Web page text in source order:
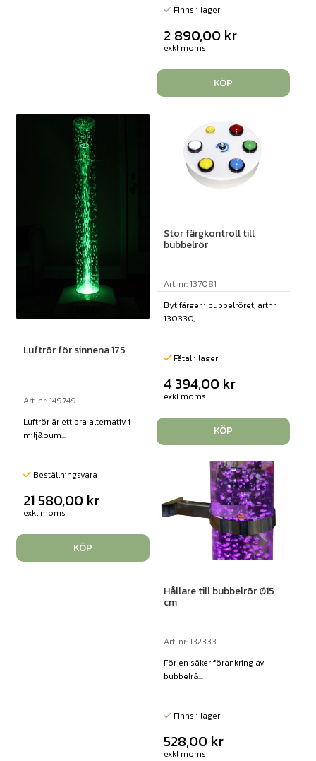
Finns i lager
2 890,00 kr
exkl moms
KÖP
Luftrör för sinnena 175
Art. nr: 149749
Luftrör är ett bra alternativ i
milj&oum...
Beställningsvara
21 580,00 kr
exkl moms
KÖP
Stor färgkontroll till
bubbelrör
Art. nr: 137081
Byt färger i bubbelröret, artnr
130330, ...
Fåtal i lager
4 394,00 kr
exkl moms
KÖP
Hållare till bubbelrör Ø15
cm
Art. nr: 132333
För en säker förankring av
bubbelr&...
Finns i lager
528,00 kr
exkl moms